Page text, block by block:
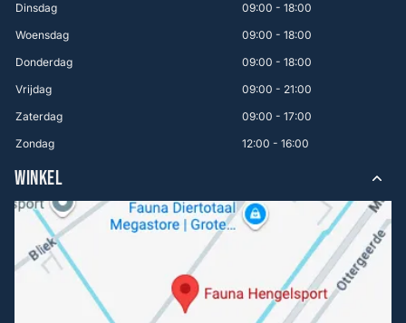
Dinsdag
09:00 - 18:00
Woensdag
09:00 - 18:00
Donderdag
09:00 - 18:00
Vrijdag
09:00 - 21:00
Zaterdag
09:00 - 17:00
Zondag
12:00 - 16:00
WINKEL